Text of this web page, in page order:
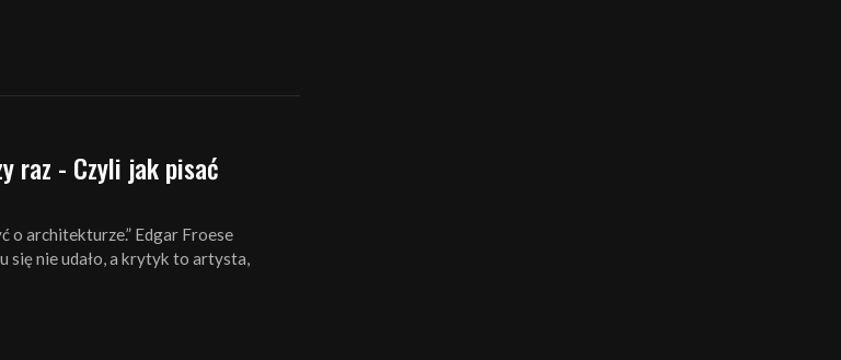
raz - Czyli jak pisać
o architekturze.” Edgar Froese
się nie udało, a krytyk to artysta,